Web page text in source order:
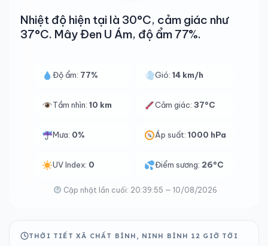
Nhiệt độ hiện tại là 30°C, cảm giác như
37°C. Mây Đen U Ám, độ ẩm 77%.
Độ ẩm: 77% Gió:14 km/h
Tầm nhìn: 10 km Cảm giác:37°C
Mưa: 0% Áp suất:1000 hPa
UV Index: 0 Điểm sương: 26°C
Cập nhật lần cuối: 20:39:55 — 10/08/2026
THỜI TIẾT XÃ CHẤT BÌNH, NINH BÌNH 12 GIỜ TỚI